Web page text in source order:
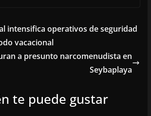
intensifica operativos de seguridad
vacacional
a presunto narcomenudista en
Seybaplaya
te puede gustar